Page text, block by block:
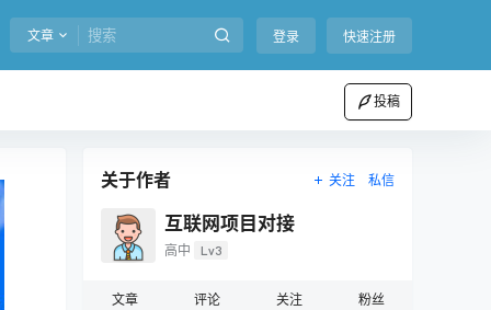
文章 登录 快速注册
投稿
关于作者 关注 私信
互联网项目对接
高中 Lv3
文章 评论 关注 粉丝